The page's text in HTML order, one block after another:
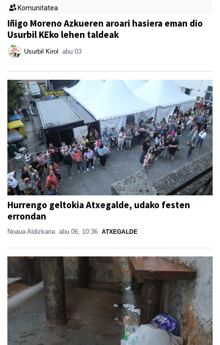
Komunitatea
Iñigo Moreno Azkueren aroari hasiera eman dio
Usurbil KEko lehen taldeak
Usurbil Kirol abu 03
Hurrengo geltokia Atxegalde, udako festen
errondan
Noaua Aldizkaria abu 06, 10:36 ATXEGALDE